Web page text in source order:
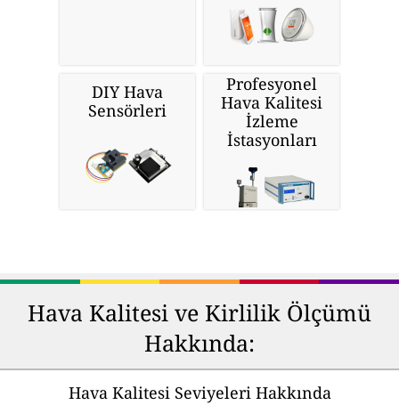
DIY Hava
Sensörleri
Profesyonel
Hava Kalitesi
İzleme
İstasyonları
Hava Kalitesi ve Kirlilik Ölçümü
Hakkında:
Hava Kalitesi Seviyeleri Hakkında